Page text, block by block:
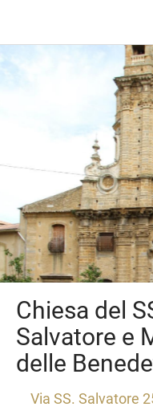
Chiesa del
Salvatore e
delle
Via SS. Salvatore